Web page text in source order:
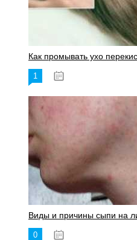
Как промывать ухо
1
Виды и причины сыпи на
0